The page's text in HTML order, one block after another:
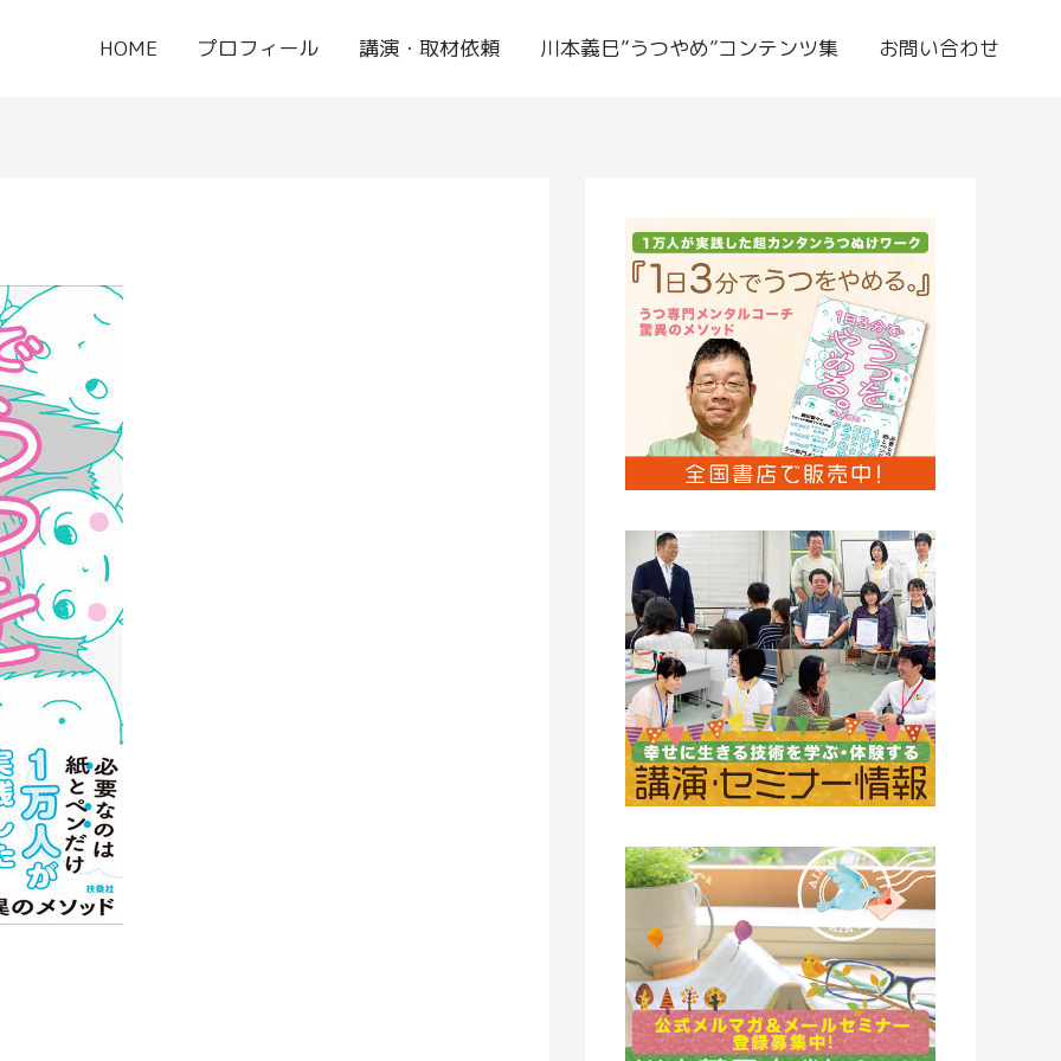
HOME プロフィール 講演・取材依頼 川本義巳”うつやめ”コンテンツ集 お問い合わせ